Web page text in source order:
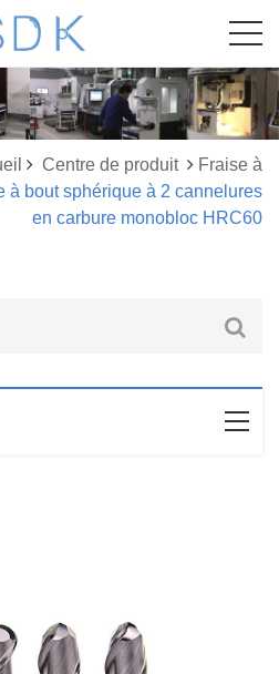
Centre de produit
Fraise à
à bout sphérique à 2 cannelures
en carbure monobloc HRC60